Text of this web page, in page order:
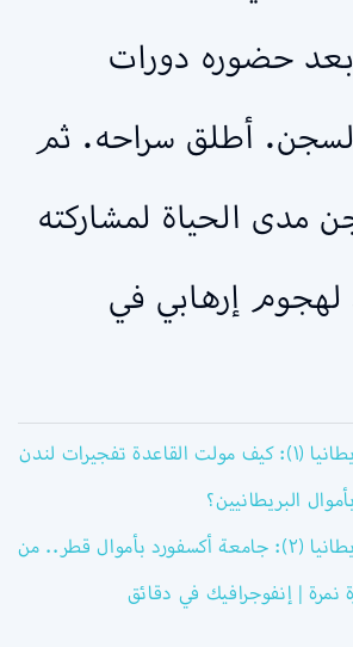
حضوره دورات
أطلق سراحه. ثم
مدى الحياة لمشاركته
إرهابي في
اختراق الإسلاميين لبريطانيا (١): كيف مولت القاعدة تفجيرات لندن
اختراق الإسلاميين لبريطانيا (٢): جامعة أكسفورد بأموال قطر.. من
| إنفوجرافيك في دقائق